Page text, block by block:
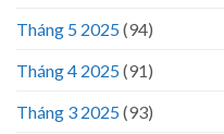
Tháng 5 2025(94)
Tháng 4 2025(91)
Tháng 3 2025(93)